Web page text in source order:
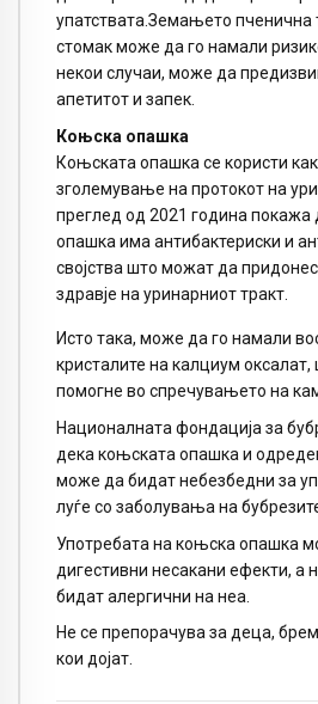
упатствата.Земањето пченична
стомак може да го намали
некои случаи, може да
апетитот и запек.
Коњска опашка
Коњската опашка се користи
зголемување на протокот на
преглед од 2021 година покажа
опашка има антибактериски и
својства што можат да
здравје на уринарниот тракт.
Исто така, може да го намали
кристалите на калциум
помогне во спречувањето на
Националната фондација за
дека коњската опашка и
може да бидат небезбедни за
луѓе со заболувања на
Употребата на коњска опашка
дигестивни несакани ефекти, а
бидат алергични на неа.
Не се препорачува за деца,
кои дојат.